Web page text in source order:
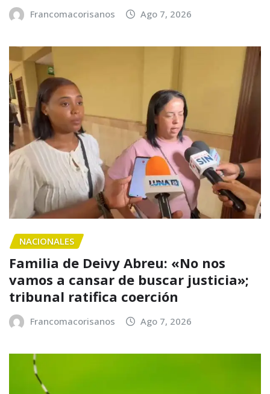
Francomacorisanos Ago 7, 2026
NACIONALES
Familia de Deivy Abreu: «No nos
vamos a cansar de buscar justicia»;
tribunal ratifica coerción
Francomacorisanos Ago 7, 2026